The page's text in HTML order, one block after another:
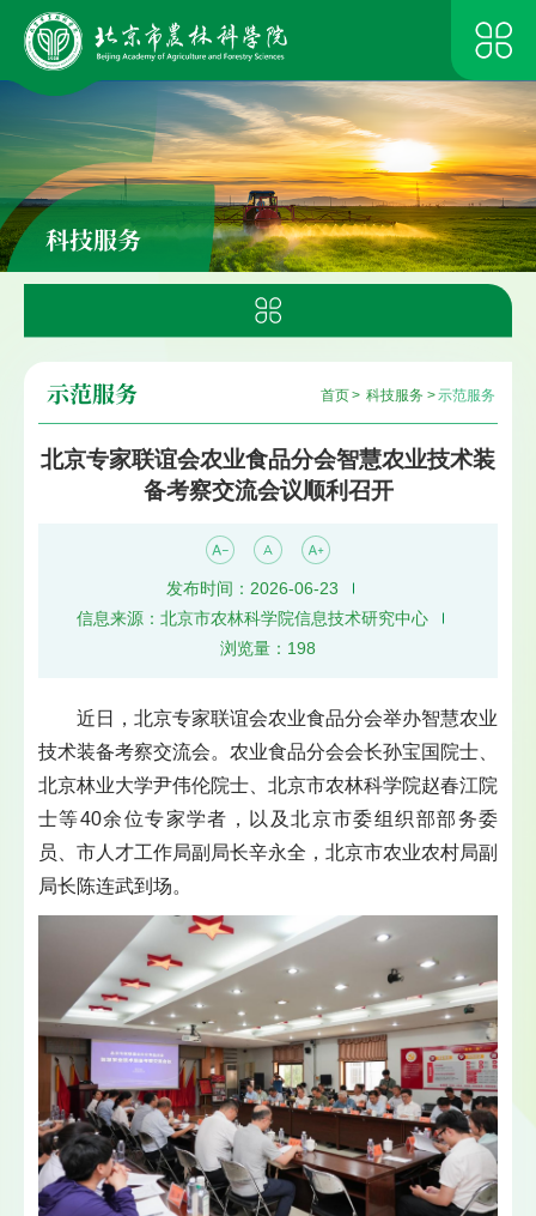
科技服务
首页> 科技服务 >示范服务
示范服务
北京专家联谊会农业食品分会智慧农业技术装
备考察交流会议顺利召开
发布时间：2026-06-23
信息来源：北京市农林科学院信息技术研究中心
浏览量： 198
近日，北京专家联谊会农业食品分会举办智慧农业
技术装备考察交流会。农业食品分会会长孙宝国院士、
北京林业大学尹伟伦院士、北京市农林科学院赵春江院
士等40余位专家学者，以及北京市委组织部部务委
员、市人才工作局副局长辛永全，北京市农业农村局副
局长陈连武到场。